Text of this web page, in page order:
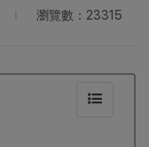
瀏覽數：23315